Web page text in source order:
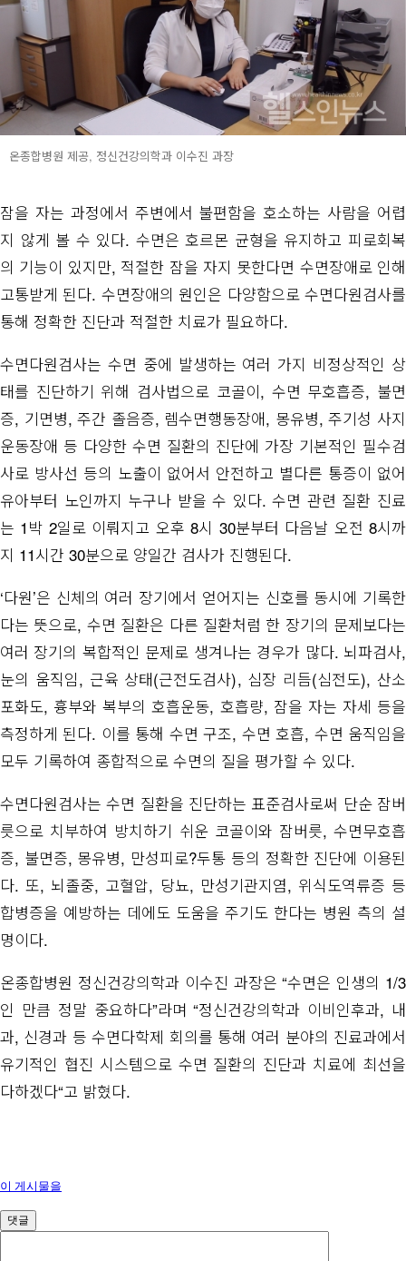
온종합병원 제공, 정신건강의학과 이수진 과장
잠을 자는 과정에서 주변에서 불편함을 호소하는 사람을 어렵
지 않게 볼 수 있다. 수면은 호르몬 균형을 유지하고 피로회복
의 기능이 있지만, 적절한 잠을 자지 못한다면 수면장애로 인해
고통받게 된다. 수면장애의 원인은 다양함으로 수면다원검사를
통해 정확한 진단과 적절한 치료가 필요하다.
수면다원검사는 수면 중에 발생하는 여러 가지 비정상적인 상
태를 진단하기 위해 검사법으로 코골이, 수면 무호흡증, 불면
증, 기면병, 주간 졸음증, 렘수면행동장애, 몽유병, 주기성 사지
운동장애 등 다양한 수면 질환의 진단에 가장 기본적인 필수검
사로 방사선 등의 노출이 없어서 안전하고 별다른 통증이 없어
유아부터 노인까지 누구나 받을 수 있다. 수면 관련 질환 진료
는 1박 2일로 이뤄지고 오후 8시 30분부터 다음날 오전 8시까
지 11시간 30분으로 양일간 검사가 진행된다.
‘다원’은 신체의 여러 장기에서 얻어지는 신호를 동시에 기록한
다는 뜻으로, 수면 질환은 다른 질환처럼 한 장기의 문제보다는
여러 장기의 복합적인 문제로 생겨나는 경우가 많다. 뇌파검사,
눈의 움직임, 근육 상태(근전도검사), 심장 리듬(심전도), 산소
포화도, 흉부와 복부의 호흡운동, 호흡량, 잠을 자는 자세 등을
측정하게 된다. 이를 통해 수면 구조, 수면 호흡, 수면 움직임을
모두 기록하여 종합적으로 수면의 질을 평가할 수 있다.
수면다원검사는 수면 질환을 진단하는 표준검사로써 단순 잠버
릇으로 치부하여 방치하기 쉬운 코골이와 잠버릇, 수면무호흡
증, 불면증, 몽유병, 만성피로?두통 등의 정확한 진단에 이용된
다. 또, 뇌졸중, 고혈압, 당뇨, 만성기관지염, 위식도역류증 등
합병증을 예방하는 데에도 도움을 주기도 한다는 병원 측의 설
명이다.
온종합병원 정신건강의학과 이수진 과장은 “수면은 인생의 1/3
인 만큼 정말 중요하다”라며 “정신건강의학과 이비인후과, 내
과, 신경과 등 수면다학제 회의를 통해 여러 분야의 진료과에서
유기적인 협진 시스템으로 수면 질환의 진단과 치료에 최선을
다하겠다“고 밝혔다.
이 게시물을
댓글